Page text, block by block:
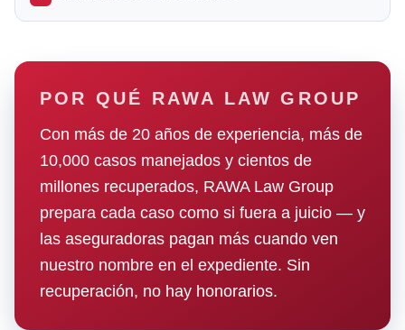
POR QUÉ RAWA LAW GROUP
Con más de 20 años de experiencia, más de
10,000 casos manejados y cientos de
millones recuperados, RAWA Law Group
prepara cada caso como si fuera a juicio — y
las aseguradoras pagan más cuando ven
nuestro nombre en el expediente. Sin
recuperación, no hay honorarios.